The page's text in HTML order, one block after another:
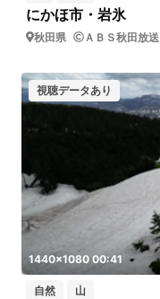
にかほ市・岩氷
秋田県 ＡＢＳ秋田放送
視聴データあり
1440x1080 00:41
自然 山